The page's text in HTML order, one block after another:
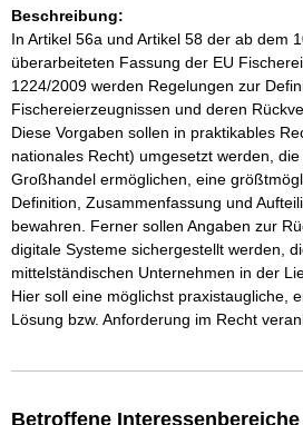
Beschreibung:
In Artikel 56a und Artikel 58 der ab dem
überarbeiteten Fassung der EU
1224/2009 werden Regelungen zur
Fischereierzeugnissen und deren
Diese Vorgaben sollen in praktikables
nationales Recht) umgesetzt werden,
Großhandel ermöglichen, eine
Definition, Zusammenfassung und
bewahren. Ferner sollen Angaben zur
digitale Systeme sichergestellt werden,
mittelständischen Unternehmen in der
Hier soll eine möglichst praxistaugliche,
Lösung bzw. Anforderung im Recht
Betroffene Interessenbereiche